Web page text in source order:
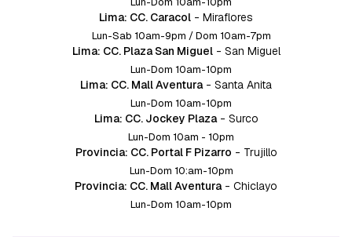
Lima: CC. Caracol - Miraflores
Lun-Sab 10am-9pm / Dom 10am-7pm
Lima: CC. Plaza San Miguel - San Miguel
Lun-Dom 10am-10pm
Lima: CC. Mall Aventura - Santa Anita
Lun-Dom 10am-10pm
Lima: CC. Jockey Plaza - Surco
Lun-Dom 10am - 10pm
Provincia: CC. Portal F Pizarro - Trujillo
Lun-Dom 10:am-10pm
Provincia: CC. Mall Aventura - Chiclayo
Lun-Dom 10am-10pm